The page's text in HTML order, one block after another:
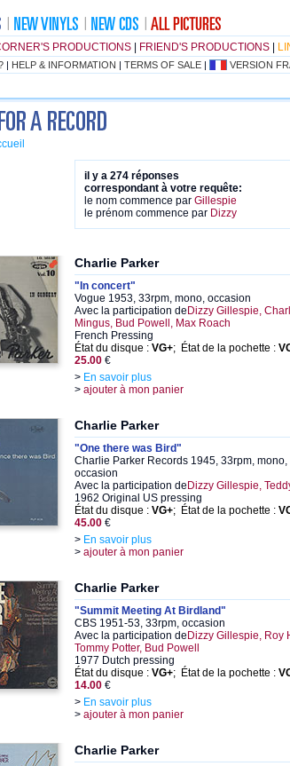
PRODUCTIONS FRIEND'S PRODUCTIONS
| HELP & INFORMATION | TERMS OF SALE | VERSION
il y a 274 réponses
correspondant à votre requête:
le nom commence par Gillespie
le prénom commence par Dizzy
Charlie Parker
"In concert"
Vogue 1953, 33rpm, mono, occasion
Avec la participation de Dizzy Gillespie,
Mingus, Bud Powell, Max Roach
French Pressing
État du disque : VG+; État de la pochette :
25.00 €
> En savoir plus
> ajouter à mon panier
Charlie Parker
"One there was Bird"
Charlie Parker Records 1945, 33rpm, mono,
occasion
Avec la participation de Dizzy Gillespie,
1962 Original US pressing
État du disque : VG+; État de la pochette :
45.00 €
> En savoir plus
> ajouter à mon panier
Charlie Parker
"Summit Meeting At Birdland"
CBS 1951-53, 33rpm, occasion
Avec la participation de Dizzy Gillespie, Roy
Tommy Potter, Bud Powell
1977 Dutch pressing
État du disque : VG+; État de la pochette :
14.00 €
> En savoir plus
> ajouter à mon panier
Charlie Parker